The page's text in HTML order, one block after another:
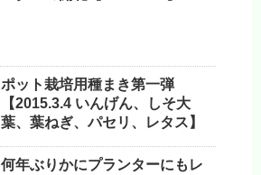
ポット栽培用種まき第一弾
【2015.3.4 いんげん、しそ大
葉、葉ねぎ、パセリ、レタス】
何年ぶりかにプランターにもレ